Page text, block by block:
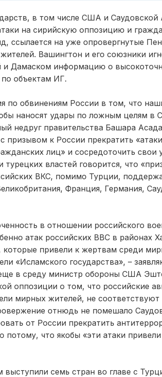
в том числе США и Саудовской
на сирийскую оппозицию и
ссылается на уже опровергнутые
Вашингтон и его союзники
Дамаском информацию о
объектам ИГ.
по обвинениям России в том, что
наносят удары по ложным целям в
недруг правительства Башара
призывом к России прекратить
лиц» и сосредоточить свои
властей говорится, что
ВКС, помимо Турции,
Франция, Германия,
в отношении российского
атак российских ВВС в районах
привели к жертвам среди
«Исламского государства», –
в среду министр обороны США
оппозиции о том, что российские
мирных жителей, не соответствуют
отнюдь не помешало
от России прекратить
что якобы «эти атаки
семь стран во главе с